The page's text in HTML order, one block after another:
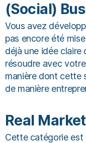
(Social)
Vous avez
pas encore été
déjà une idée
résoudre avec
manière dont cette
de manière
Real Market
Cette catégorie est